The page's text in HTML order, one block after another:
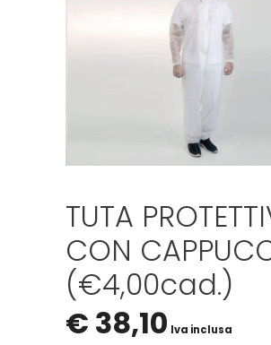
TUTA
CON
(€4,00cad.)
€ 38,10 Iva inclusa